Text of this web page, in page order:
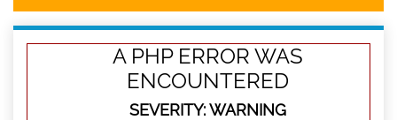
A PHP ERROR WAS
ENCOUNTERED
SEVERITY: WARNING